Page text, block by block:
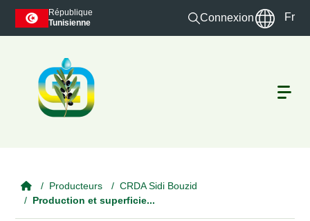
Skip to main content
République
Tunisienne
Connexion Fr
Producteurs
CRDA Sidi Bouzid
Production et superficie...